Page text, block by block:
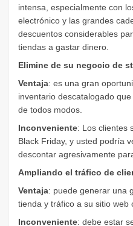
intensa, especialmente con
electrónico y las grandes
descuentos considerables
tiendas a gastar dinero.
Elimine de su negocio de
Ventaja: es una gran
inventario descatalogado
de todos modos.
Inconveniente: Los clientes
Black Friday, y usted podría
descontar agresivamente
Ampliando el tráfico de
Ventaja: puede generar una
tienda y tráfico a su sitio web
Inconveniente: debe estar